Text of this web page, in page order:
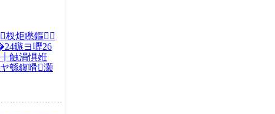
杈炬矁鏂
鏃ヨ嚦26
触涓惧姙
綔鍑嗗灏